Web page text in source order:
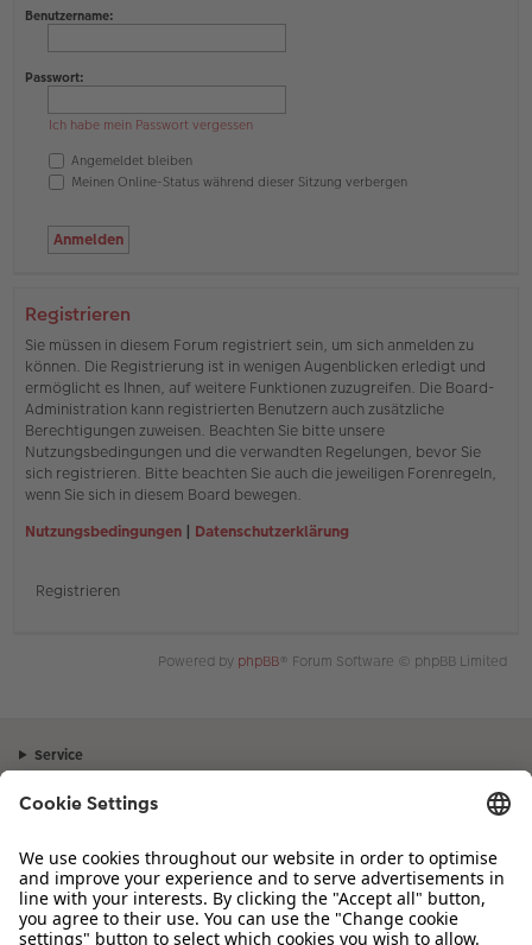
Benutzername:
Passwort:
Ich habe mein Passwort vergessen
Angemeldet bleiben
Meinen Online-Status während dieser Sitzung verbergen
Registrieren
Sie müssen in diesem Forum registriert sein, um sich anmelden zu
können. Die Registrierung ist in wenigen Augenblicken erledigt und
ermöglicht es Ihnen, auf weitere Funktionen zuzugreifen. Die Board-
Administration kann registrierten Benutzern auch zusätzliche
Berechtigungen zuweisen. Beachten Sie bitte unsere
Nutzungsbedingungen und die verwandten Regelungen, bevor Sie
sich registrieren. Bitte beachten Sie auch die jeweiligen Forenregeln,
wenn Sie sich in diesem Board bewegen.
Nutzungsbedingungen | Datenschutzerklärung
Registrieren
Powered by phpBB® Forum Software © phpBB Limited
Service
Sortiment